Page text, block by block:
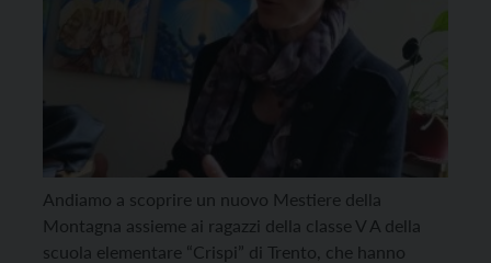
Andiamo a scoprire un nuovo Mestiere della
Montagna assieme ai ragazzi della classe V A della
scuola elementare “Crispi” di Trento, che hanno